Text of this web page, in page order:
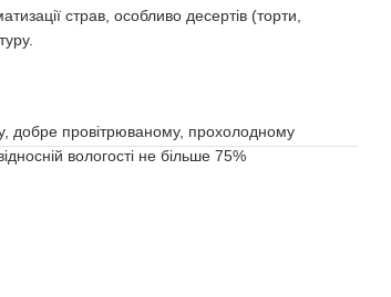
страв, особливо десертів (торти,
добре провітрюваному, прохолодному
вологості не більше 75%